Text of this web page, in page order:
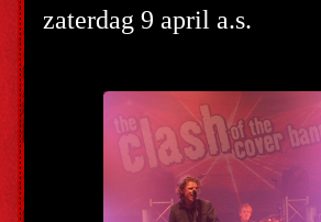
zaterdag 9 april a.s.